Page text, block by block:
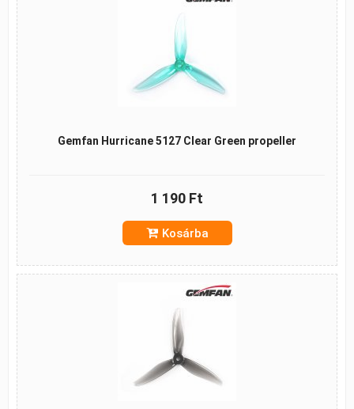
Gemfan Hurricane 5127 Clear Green propeller
1 190 Ft
Kosárba